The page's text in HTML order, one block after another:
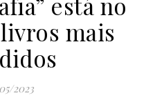
mais
2023